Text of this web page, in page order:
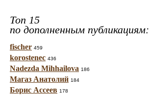
Топ 15
по дополненным публикациям:
fischer 459
korostenec 436
Nadezda Mihhailova 186
Магаз Анатолий 184
Борис Ассеев 178